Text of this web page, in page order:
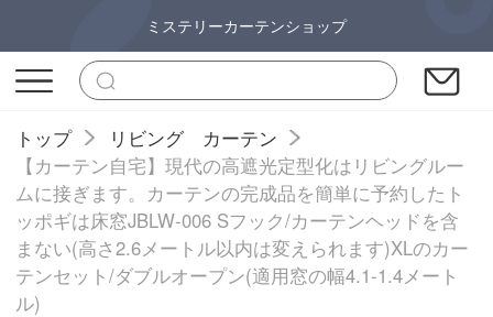
ミステリーカーテンショップ
トップ
リビング カーテン
【カーテン自宅】現代の高遮光定型化はリビングルー
ムに接ぎます。カーテンの完成品を簡単に予約したト
ッポギは床窓JBLW-006 Sフック/カーテンヘッドを含
まない(高さ2.6メートル以内は変えられます)XLのカー
テンセット/ダブルオープン(適用窓の幅4.1-1.4メート
ル)